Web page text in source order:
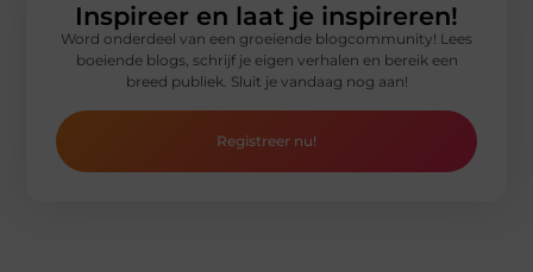
Inspireer en laat je inspireren!
Word onderdeel van een groeiende blogcommunity! Lees
boeiende blogs, schrijf je eigen verhalen en bereik een
breed publiek. Sluit je vandaag nog aan!
Registreer nu!